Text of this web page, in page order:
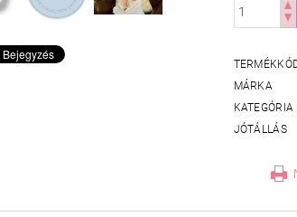
MÁRKA
KATEGÓRIA
JÓTÁLLÁS